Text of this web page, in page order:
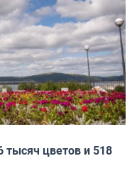
цветов и 518